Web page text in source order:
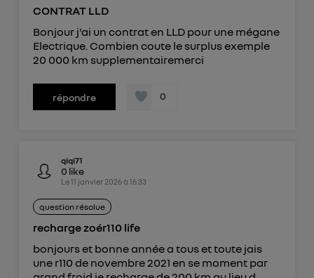
CONTRAT LLD
Bonjour j'ai un contrat en LLD pour une mégane
Electrique. Combien coute le surplus exemple
20 000 km supplementairemerci
répondre 0
qiqi71
0 like
Le11 janvier 2026à 16:33
question résolue
recharge zoér110 life
bonjours et bonne année a tous et toute jais
une r110 de novembre 2021 en se moment par